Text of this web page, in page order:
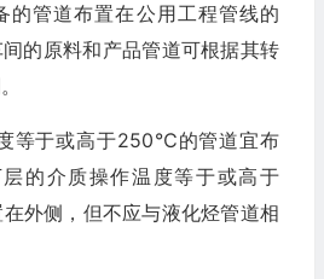
的管道布置在公用工程管线的
的原料和产品管道可根据其转
等于或高于250℃的管道宜布
的介质操作温度等于或高于
外侧，但不应与液化烃管道相